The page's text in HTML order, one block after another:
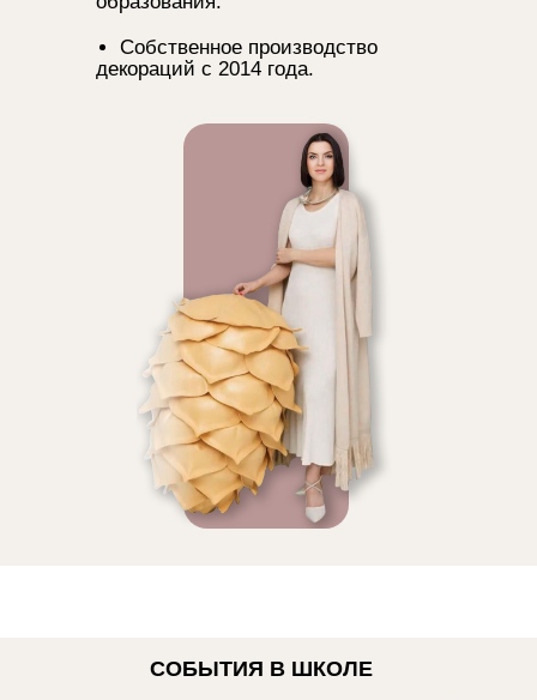
Собственное производство
декораций с 2014 года.
СОБЫТИЯ В ШКОЛЕ